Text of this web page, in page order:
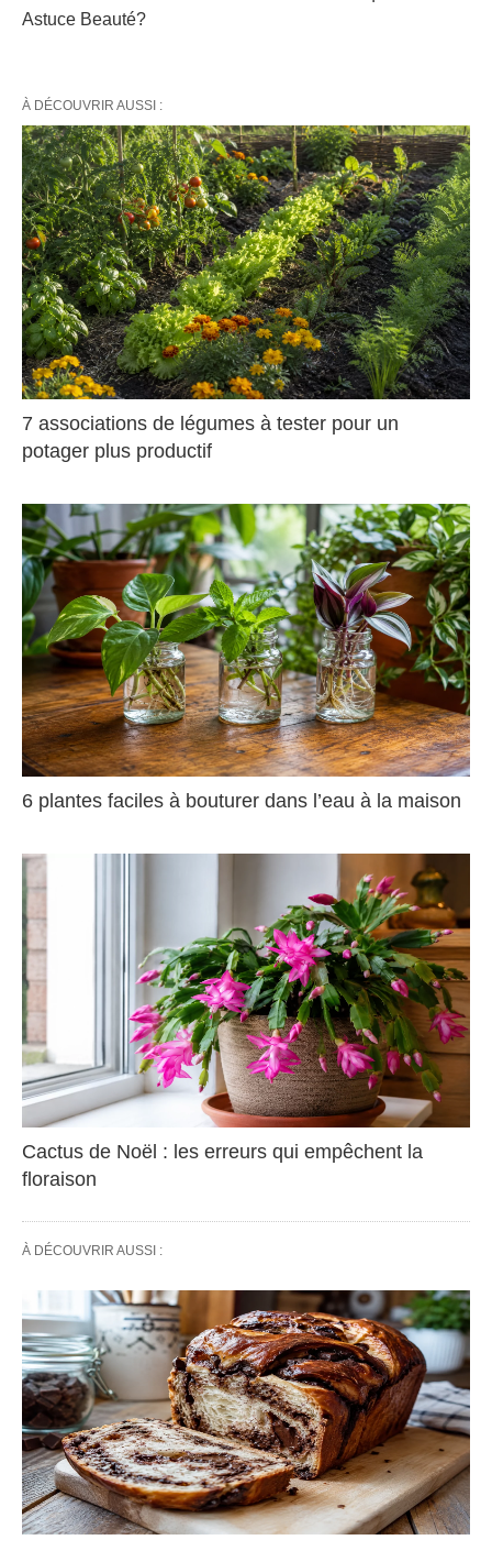
Astuce Beauté?
À DÉCOUVRIR AUSSI :
7 associations de légumes à tester pour un
potager plus productif
6 plantes faciles à bouturer dans l’eau à la maison
Cactus de Noël : les erreurs qui empêchent la
floraison
À DÉCOUVRIR AUSSI :